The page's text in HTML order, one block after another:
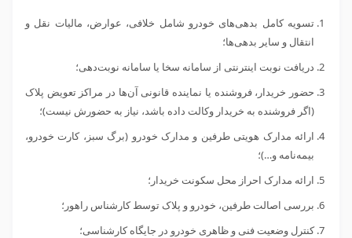
تسویه کامل بدهی‌های خودرو شامل خلافی، عوارض، مالیات نقل‌ و
انتقال و سایر بدهی‌ها؛
دریافت نوبت اینترنتی از سامانه سخا یا سامانه نوبت‌دهی؛
حضور خریدار، فروشنده یا نماینده قانونی آن‌ها در مراکز تعویض پلاک
(اگر فروشنده به خریدار وکالت داده باشد، نیاز به حضورش نیست)؛
ارائه مدارک هویتی طرفین و مدارک خودرو (برگ سبز، کارت خودرو،
بیمه‌نامه و…)؛
ارائه مدارک احراز محل سکونت خریدار؛
بررسی اصالت طرفین، خودرو و پلاک توسط کارشناس راهور؛
کنترل وضعیت فنی و ظاهری خودرو در جایگاه کارشناسی؛